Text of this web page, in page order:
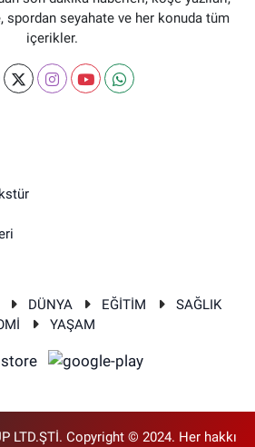
spordan seyahate ve her konuda tüm
içerikler.
DÜNYA EĞİTİM
SAĞLIK
YAŞAM
LTD.ŞTİ. Copyright © 2024. Her hakkı